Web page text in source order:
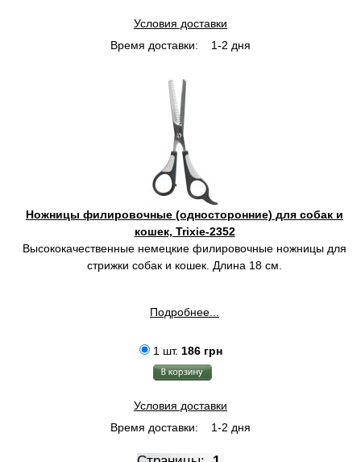
Условия доставки
Время доставки:
1-2 дня
Ножницы филировочные (односторонние) для собак и
кошек, Trixie-2352
Высококачественные немецкие филировочные ножницы для
стрижки собак и кошек. Длина 18 см.
Подробнее...
1 шт. 186 грн
Условия доставки
Время доставки:
1-2 дня